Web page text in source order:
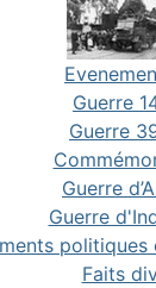
Guerre
Guerre
Guerre
Guerre
Faits